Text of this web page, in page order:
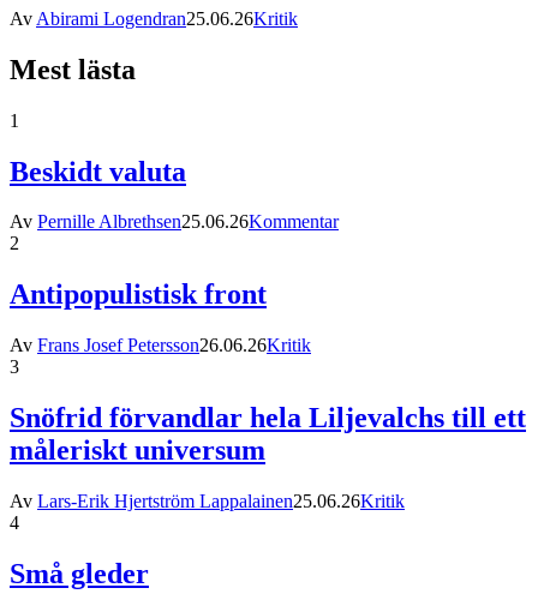
Av Abirami Logendran25.06.26Kritik
Mest lästa
1
Beskidt valuta
Av Pernille Albrethsen25.06.26Kommentar
2
Antipopulistisk front
Av Frans Josef Petersson26.06.26Kritik
3
Snöfrid förvandlar hela Liljevalchs till ett
måleriskt universum
Av Lars-Erik Hjertström Lappalainen25.06.26Kritik
4
Små gleder